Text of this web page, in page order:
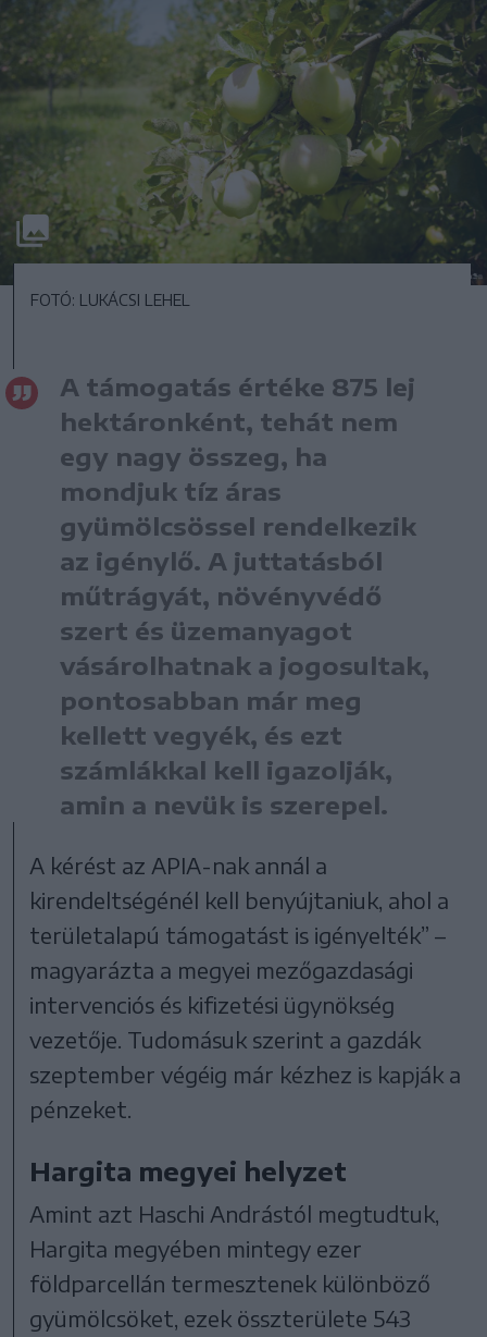
FOTÓ: LUKÁCSI LEHEL
A támogatás értéke 875 lej
hektáronként, tehát nem
egy nagy összeg, ha
mondjuk tíz áras
gyümölcsössel rendelkezik
az igénylő. A juttatásból
műtrágyát, növényvédő
szert és üzemanyagot
vásárolhatnak a jogosultak,
pontosabban már meg
kellett vegyék, és ezt
számlákkal kell igazolják,
amin a nevük is szerepel.
A kérést az APIA-nak annál a
kirendeltségénél kell benyújtaniuk, ahol a
területalapú támogatást is igényelték” –
magyarázta a megyei mezőgazdasági
intervenciós és kifizetési ügynökség
vezetője. Tudomásuk szerint a gazdák
szeptember végéig már kézhez is kapják a
pénzeket.
Hargita megyei helyzet
Amint azt Haschi Andrástól megtudtuk,
Hargita megyében mintegy ezer
földparcellán termesztenek különböző
gyümölcsöket, ezek összterülete 543